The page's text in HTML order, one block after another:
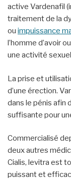
active Vardenafil
traitement de la
ou impuissance
l’homme d’avoir
une activité
La prise et
d’une érection.
dans le pénis afin
suffisante pour
Commercialisé
deux autres
Cialis, levitra est
puissant et